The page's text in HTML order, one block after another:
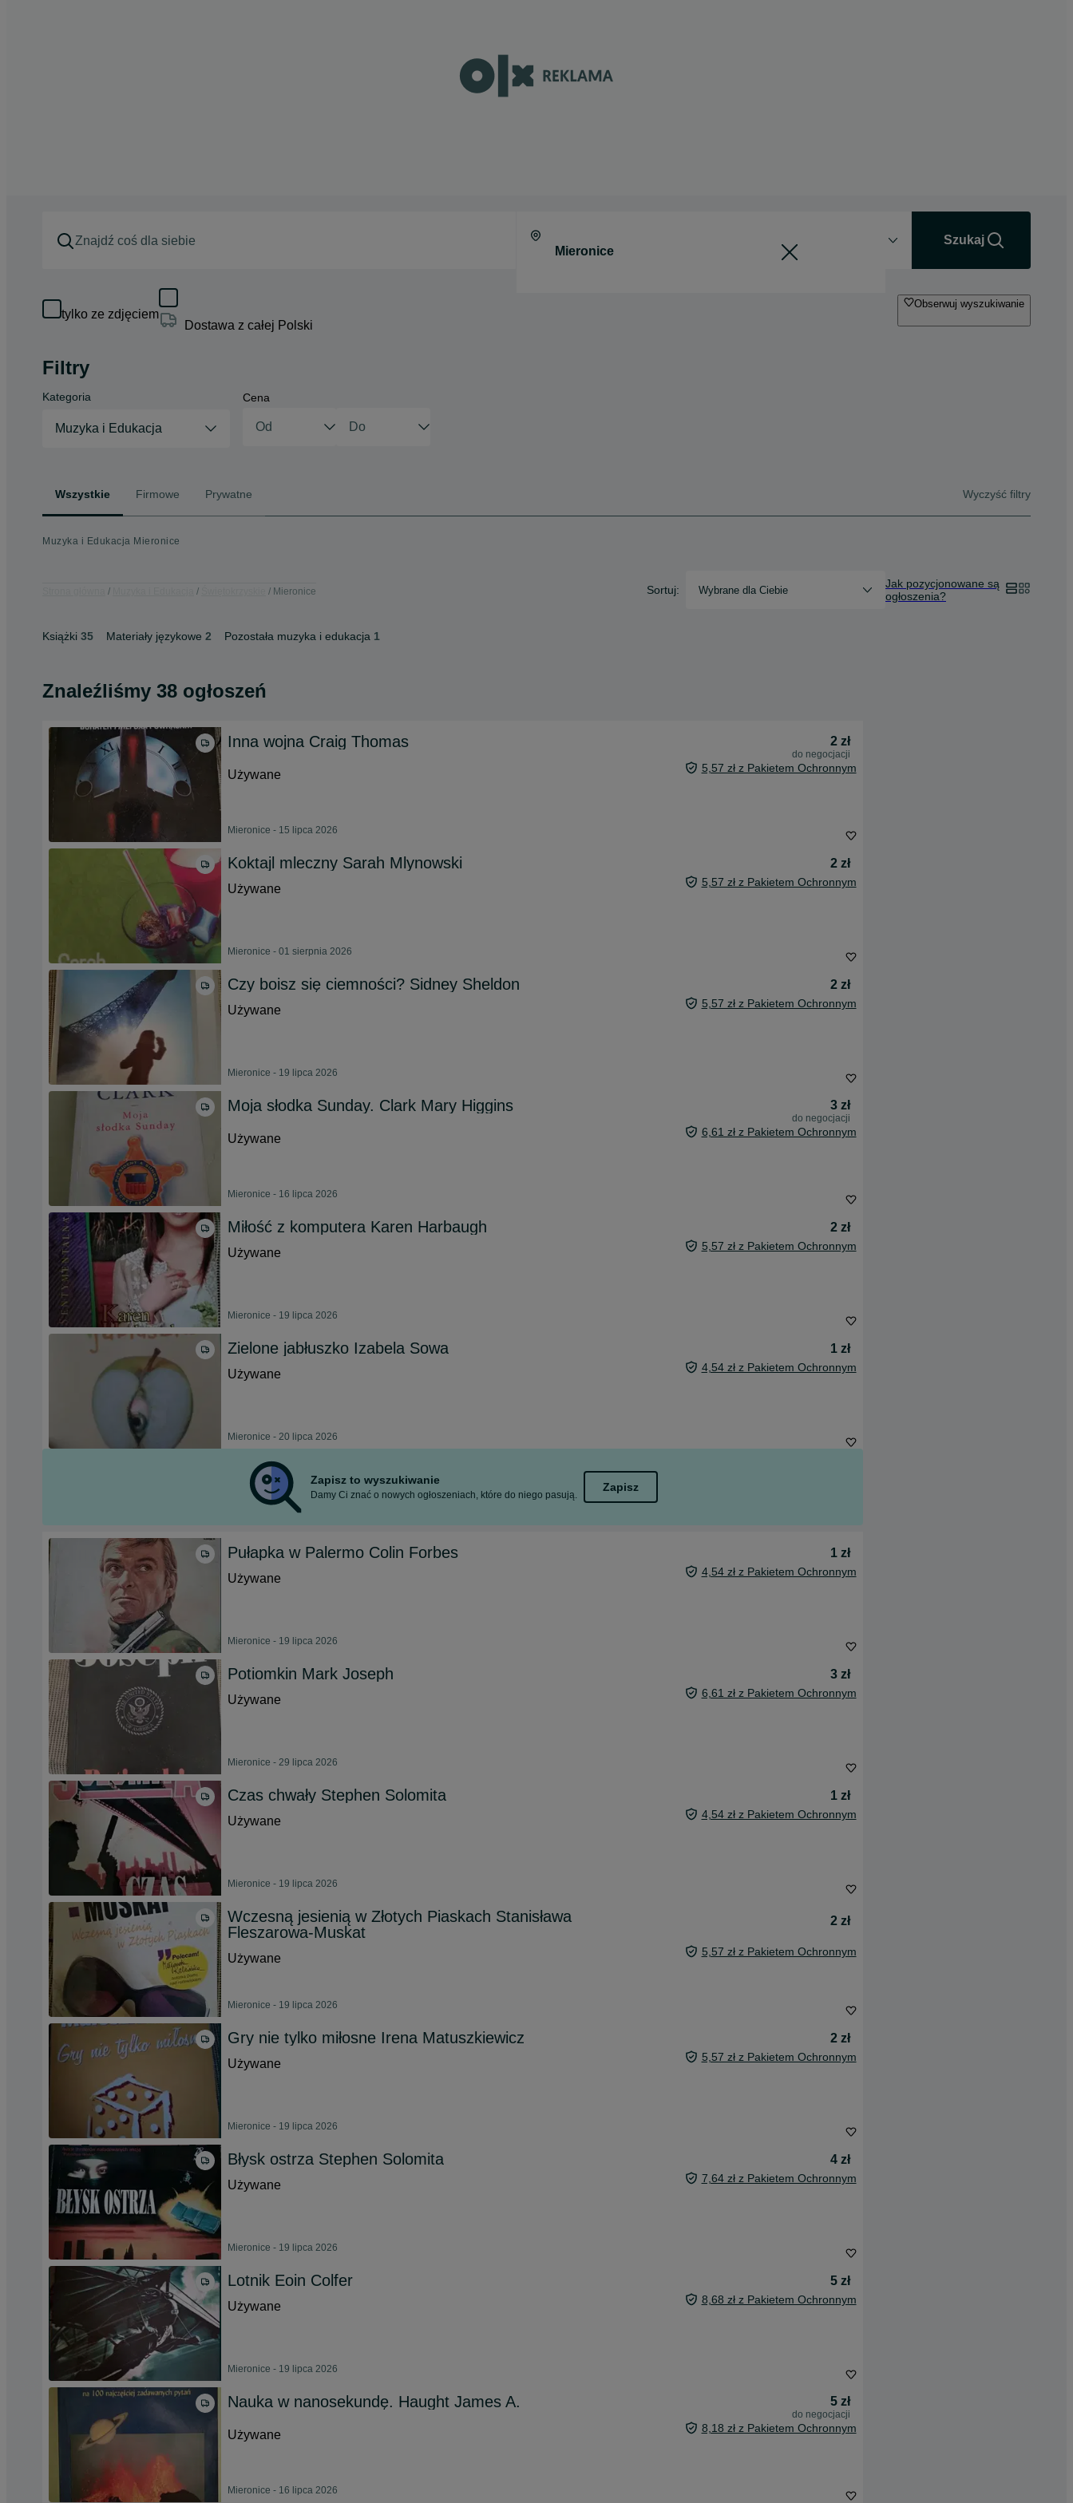
Szukaj
tylko ze zdjęciem
Dostawa z całej Polski
Obserwuj wyszukiwanie
Filtry
Kategoria
Muzyka i Edukacja
Cena
Wszystkie Firmowe Prywatne Wyczyść filtry
Muzyka i Edukacja Mieronice
Mieronice Sortuj: Wybrane dla Ciebie
Jak pozycjonowane są
ogłoszenia?
Książki 35 Materiały językowe 2 Pozostała muzyka i edukacja 1
Znaleźliśmy 38 ogłoszeń
Inna wojna Craig Thomas 2 zł
do negocjacji
Używane 5,57 zł z Pakietem Ochronnym
Mieronice - 15 lipca 2026
Koktajl mleczny Sarah Mlynowski
2 zł
Używane
5,57 zł z Pakietem Ochronnym
Mieronice - 01 sierpnia 2026
Czy boisz się ciemności? Sidney Sheldon
2 zł
Używane
5,57 zł z Pakietem Ochronnym
Mieronice - 19 lipca 2026
Moja słodka Sunday. Clark Mary Higgins 3 zł
do negocjacji
Używane 6,61 zł z Pakietem Ochronnym
Mieronice - 16 lipca 2026
Miłość z komputera Karen Harbaugh
2 zł
Używane
5,57 zł z Pakietem Ochronnym
Mieronice - 19 lipca 2026
Zielone jabłuszko Izabela Sowa
1 zł
Używane
4,54 zł z Pakietem Ochronnym
Mieronice - 20 lipca 2026
Zapisz to wyszukiwanie
Damy Ci znać o nowych ogłoszeniach, które do niego pasują.
Zapisz
Pułapka w Palermo Colin Forbes
1 zł
Używane
4,54 zł z Pakietem Ochronnym
Mieronice - 19 lipca 2026
Potiomkin Mark Joseph
3 zł
Używane
6,61 zł z Pakietem Ochronnym
Mieronice - 29 lipca 2026
Czas chwały Stephen Solomita
1 zł
Używane
4,54 zł z Pakietem Ochronnym
Mieronice - 19 lipca 2026
Wczesną jesienią w Złotych Piaskach Stanisława
Fleszarowa-Muskat
2 zł
Używane 5,57 zł z Pakietem Ochronnym
Mieronice - 19 lipca 2026
Gry nie tylko miłosne Irena Matuszkiewicz
2 zł
Używane
5,57 zł z Pakietem Ochronnym
Mieronice - 19 lipca 2026
Błysk ostrza Stephen Solomita
4 zł
Używane
7,64 zł z Pakietem Ochronnym
Mieronice - 19 lipca 2026
Lotnik Eoin Colfer
5 zł
Używane
8,68 zł z Pakietem Ochronnym
Mieronice - 19 lipca 2026
Nauka w nanosekundę. Haught James A. 5 zł
do negocjacji
Używane 8,18 zł z Pakietem Ochronnym
Mieronice - 16 lipca 2026